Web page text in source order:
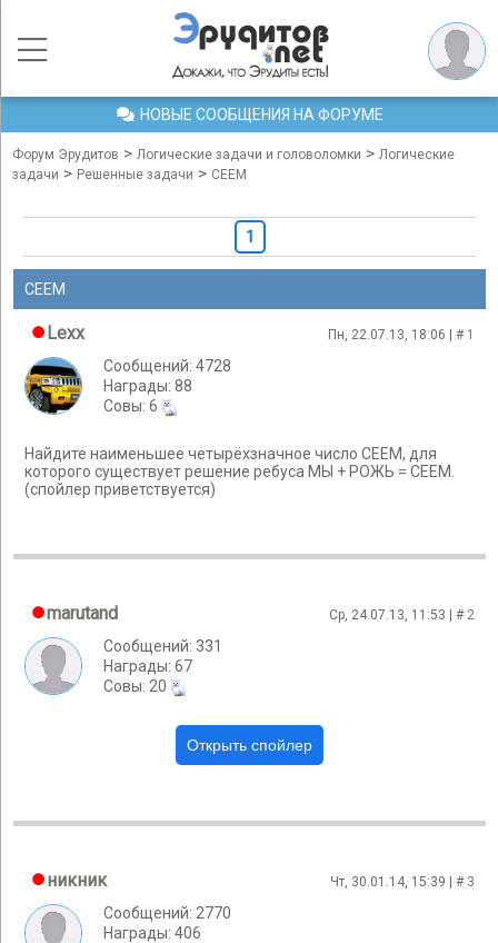
НОВЫЕ СООБЩЕНИЯ НА ФОРУМЕ
Форум Эрудитов > Логические задачи и головоломки > Логические
задачи > Решенные задачи > СЕЕМ
1
СЕЕМ
Lexx Пн, 22.07.13, 18:06 | # 1
Сообщений: 4728
Награды: 88
Cовы: 6
Найдите наименьшее четырёхзначное число СЕЕМ, для
которого существует решение ребуса МЫ + РОЖЬ = СЕЕМ.
(спойлер приветствуется)
marutand Ср, 24.07.13, 11:53 | # 2
Сообщений: 331
Награды: 67
Cовы: 20
никник Чт, 30.01.14, 15:39 | # 3
Сообщений: 2770
Награды: 406